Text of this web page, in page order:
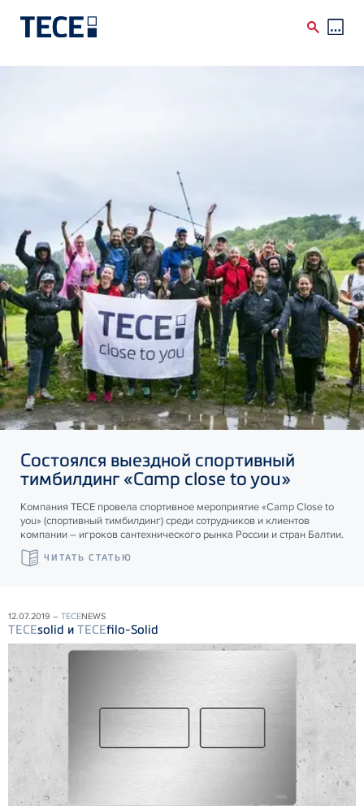
Skip to main content
Состоялся выездной спортивный
тимбилдинг «Camp close to you»
Компания ТЕСЕ провела спортивное мероприятие «Camp Close to
you» (спортивный тимбилдинг) среди сотрудников и клиентов
компании – игроков сантехнического рынка России и стран Балтии.
ЧИТАТЬ СТАТЬЮ
12.07.2019 – TECENEWS
TECEsolid и TECEfilo-Solid